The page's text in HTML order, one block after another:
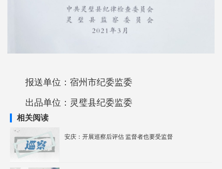
报送单位：宿州市纪委监委
出品单位：灵璧县纪委监委
相关阅读
安庆：开展巡察后评估 监督者也要受监督